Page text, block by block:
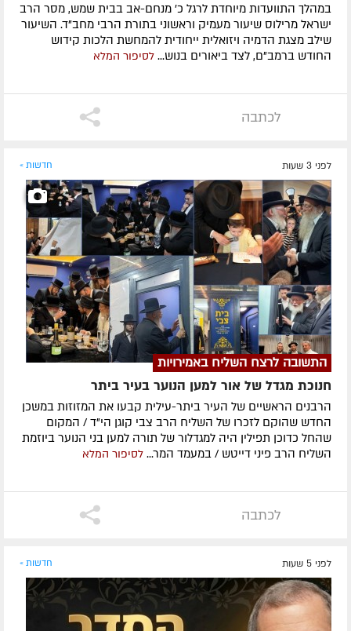
במהלך התוועדות מיוחדת לרגל כ' מנחם-אב בבית שמש, מסר הרב
ישראל מרילוס שיעור מעמיק וראשוני בתורת הרבי מחב"ד. השיעור
שילב מצגת הדמיה ויזואלית ייחודית להמחשת הלכות קידוש
החודש ברמב"ם, לצד ביאורים בנוש... לסיפור המלא
לכתבה
לפני 3 שעות חדשות »
התשובה לרצח השליח באמירויות
חנוכת מגדל של אור למען הנוער בעיר ביתר
הרבנים הראשיים של העיר ביתר-עילית קבעו את המזוזות במשכן
החדש שהוקם לזכרו של השליח הרב צבי קוגן הי"ד / המקום
שהחל כדוכן תפילין היה למגדלור של תורה למען בני הנוער ביוזמת
השליח הרב פיני דייטש / במעמד המר... לסיפור המלא
לכתבה
לפני 5 שעות חדשות »